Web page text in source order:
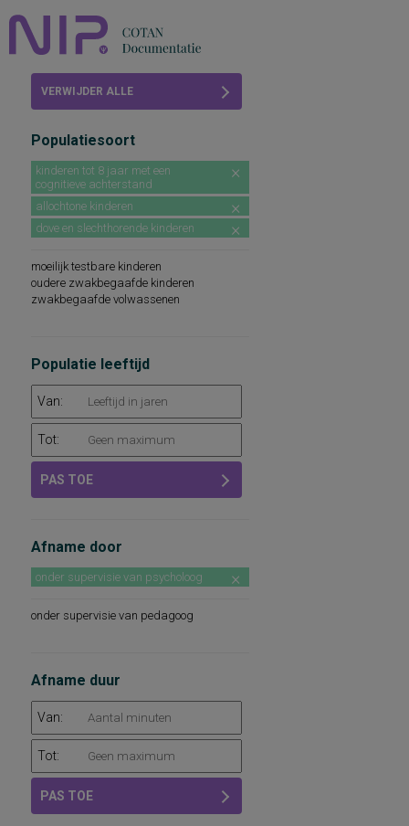
Abonneren
FAQ
VERWIJDER ALLE
Populatiesoort
kinderen tot 8 jaar met een
cognitieve achterstand
allochtone kinderen
dove en slechthorende kinderen
moeilijk testbare kinderen
oudere zwakbegaafde kinderen
zwakbegaafde volwassenen
Populatie leeftijd
Van:
Tot:
PAS TOE
Afname door
onder supervisie van psycholoog
onder supervisie van pedagoog
Afname duur
Van:
Tot:
PAS TOE